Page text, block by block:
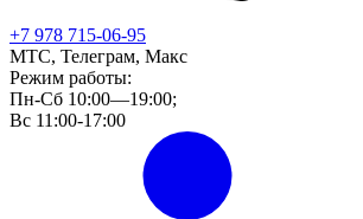
+7 978 715-06-95
МТС, Телеграм, Макс
Режим работы:
Пн-Сб 10:00—19:00;
Вс 11:00-17:00